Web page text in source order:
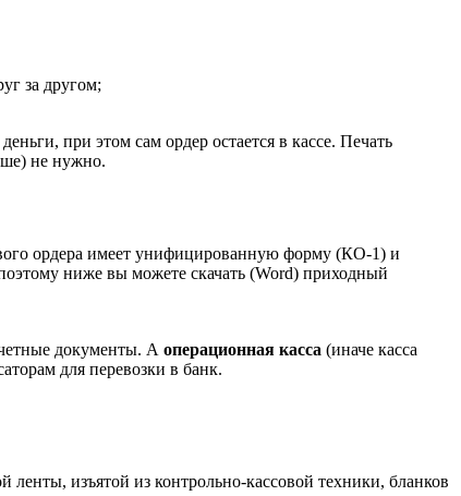
за другом;
при этом сам ордер остается в кассе. Печать
не нужно.
ордера имеет унифицированную форму (КО-1) и
ниже вы можете скачать (Word) приходный
документы. А операционная касса (иначе касса
для перевозки в банк.
изъятой из контрольно-кассовой техники, бланков